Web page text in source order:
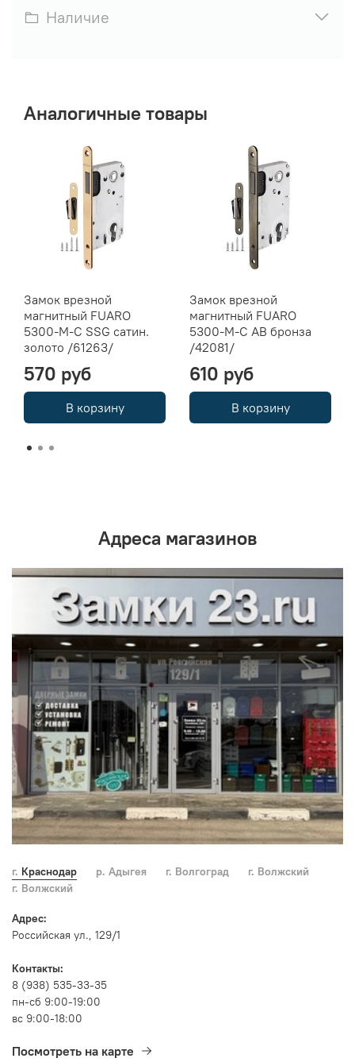
Наличие
Аналогичные товары
Замок врезной
магнитный FUARO
5300-M-C SSG сатин.
золото /61263/
570 руб
В корзину
Замок врезной
магнитный FUARO
5300-M-C AB бронза
/42081/
610 руб
В корзину
Адреса магазинов
г. Краснодар р. Адыгея г. Волгоград
г. Волжский
г. Волжский
Адрес:
Российская ул., 129/1
Контакты:
8 (938) 535-33-35
пн-сб 9:00-19:00
вс 9:00-18:00
Посмотреть на карте